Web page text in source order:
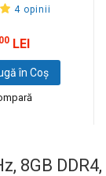
4 opinii
LEI
în Coş
8GB DDR4,